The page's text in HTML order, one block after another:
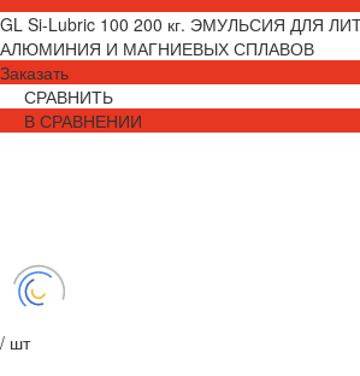
GL Si-Lubric 100 200 кг. ЭМУЛЬСИЯ ДЛЯ
АЛЮМИНИЯ И МАГНИЕВЫХ СПЛАВОВ
Заказать
СРАВНИТЬ
В СРАВНЕНИИ
/ шт